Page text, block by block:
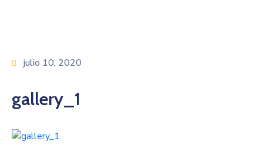
julio 10, 2020
gallery_1